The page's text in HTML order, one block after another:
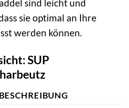
sind leicht und
sie optimal an Ihre
werden können.
SUP
BESCHREIBUNG